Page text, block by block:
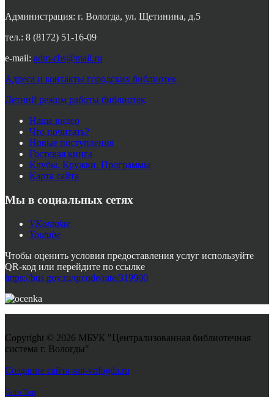
Администрация: г. Вологда, ул. Щетинина, д.5
тел.: 8 (8172) 51-16-09
e-mail: adm-cbs@mail.ru
Адреса и контакты городских библиотек
Летний режим работы библиотек
Наше видео
Что почитать?
Новые поступления
Гостевая книга
Клубы. Кружки. Программы
Карта сайта
Мы в социальных сетях
VKontakte
Youtube
Чтобы оценить условия предоставления услуг используйте
QR-код или перейдите по ссылке
https://bus.gov.ru/qrcode/rate/319900
Copyright © 2026 МБУК "Централизованная библиотечная
система г. Вологды"
Создание сайта sait-vologda.ru
Goto Top